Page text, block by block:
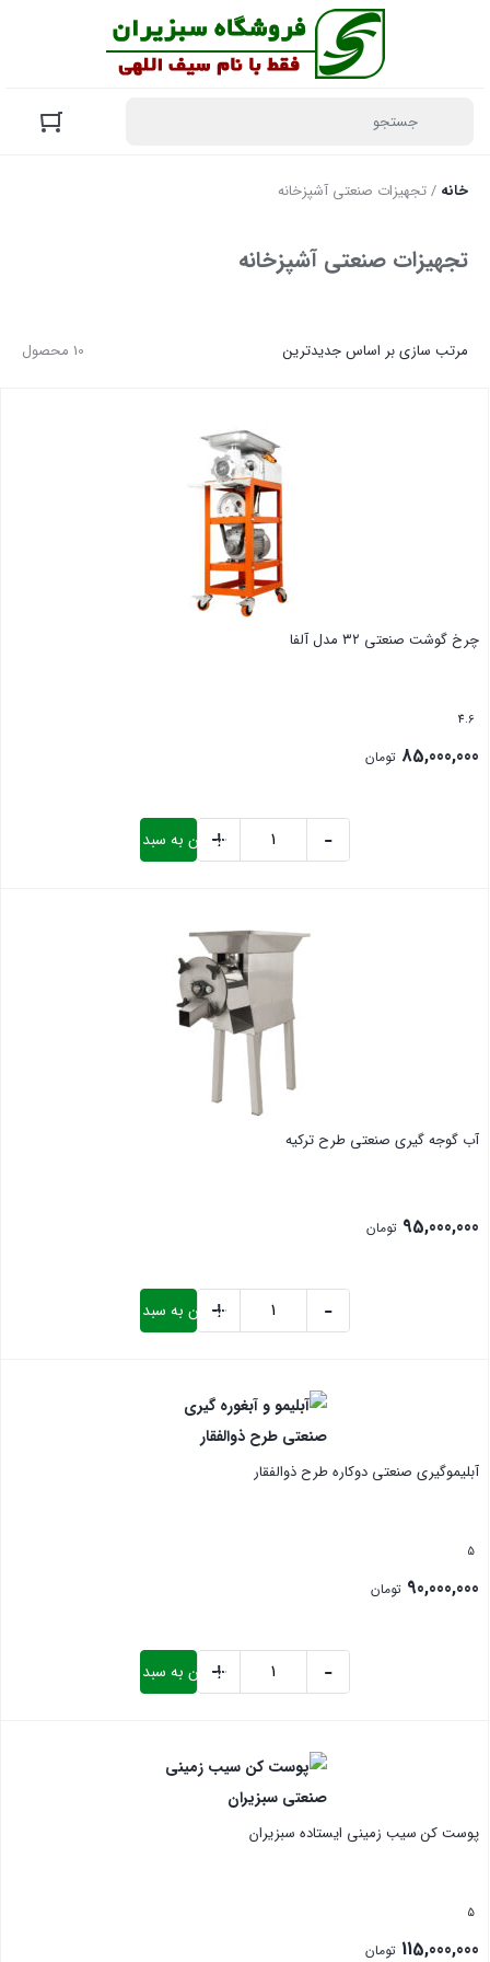
خانه / تجهیزات صنعتی آشپزخانه
تجهیزات صنعتی آشپزخانه
10 محصول مرتب سازی بر اساس جدیدترین
چرخ گوشت صنعتی ۳۲ مدل آلفا
4.6
85,000,000 تومان
چرخ-
+
افزودن به سبد خرید
آب گوجه گیری صنعتی طرح ترکیه
95,000,000 تومان
آب
گیری
صنعتی
طرح
ترکیه
-
+
افزودن به سبد خرید
آبلیموگیری صنعتی دوکاره طرح ذوالفقار
5
90,000,000 تومان
آبلیموگیری
دوکاره
طرح
ذوالفقار
عدد
-
+
افزودن به سبد خرید
پوست کن سیب زمینی ایستاده سبزیران
5
115,000,000 تومان